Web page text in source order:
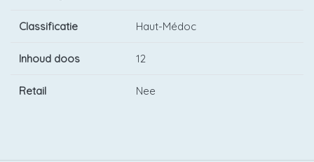
Classificatie Haut-Médoc
Inhoud doos 12
Retail Nee